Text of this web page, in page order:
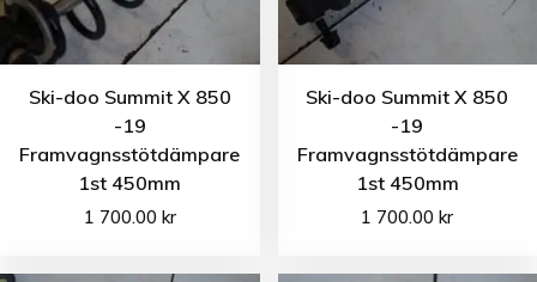
Ski-doo Summit X 850
-19
Framvagnsstötdämpare
1st 450mm
1 700.00 kr
Ski-doo Summit X 850
-19
Framvagnsstötdämpare
1st 450mm
1 700.00kr